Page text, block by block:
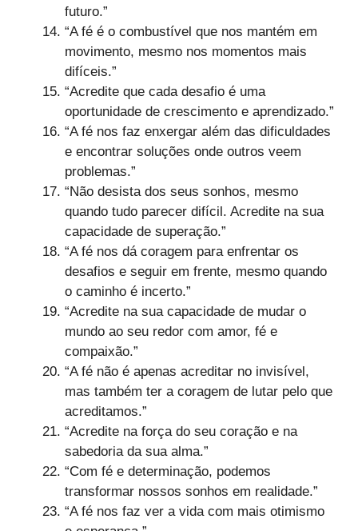
futuro.”
“A fé é o combustível que nos mantém em
movimento, mesmo nos momentos mais
difíceis.”
“Acredite que cada desafio é uma
oportunidade de crescimento e aprendizado.”
“A fé nos faz enxergar além das dificuldades
e encontrar soluções onde outros veem
problemas.”
“Não desista dos seus sonhos, mesmo
quando tudo parecer difícil. Acredite na sua
capacidade de superação.”
“A fé nos dá coragem para enfrentar os
desafios e seguir em frente, mesmo quando
o caminho é incerto.”
“Acredite na sua capacidade de mudar o
mundo ao seu redor com amor, fé e
compaixão.”
“A fé não é apenas acreditar no invisível,
mas também ter a coragem de lutar pelo que
acreditamos.”
“Acredite na força do seu coração e na
sabedoria da sua alma.”
“Com fé e determinação, podemos
transformar nossos sonhos em realidade.”
“A fé nos faz ver a vida com mais otimismo